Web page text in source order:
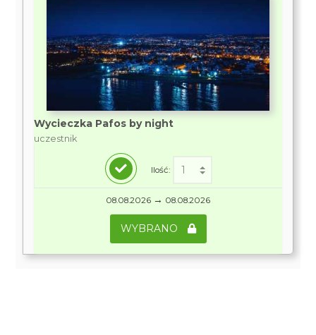
Wycieczka Pafos by night
uczestnik
Ilość:
08.08.2026 → 08.08.2026
WYBRANO